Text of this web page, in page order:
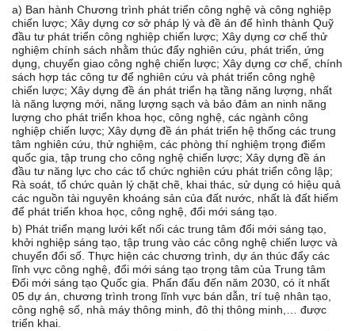
a) Ban hành Chương trình phát triển công nghệ và công nghiệp
chiến lược; Xây dựng cơ sở pháp lý và đề án để hình thành Quỹ
đầu tư phát triển công nghiệp chiến lược; Xây dựng cơ chế thử
nghiệm chính sách nhằm thúc đẩy nghiên cứu, phát triển, ứng
dụng, chuyển giao công nghệ chiến lược; Xây dựng cơ chế, chính
sách hợp tác công tư để nghiên cứu và phát triển công nghệ
chiến lược; Xây dựng đề án phát triển hạ tầng năng lượng, nhất
là năng lượng mới, năng lượng sạch và bảo đảm an ninh năng
lượng cho phát triển khoa học, công nghệ, các ngành công
nghiệp chiến lược; Xây dựng đề án phát triển hệ thống các trung
tâm nghiên cứu, thử nghiệm, các phòng thí nghiệm trọng điểm
quốc gia, tập trung cho công nghệ chiến lược; Xây dựng đề án
đầu tư năng lực cho các tổ chức nghiên cứu phát triển công lập;
Rà soát, tổ chức quản lý chặt chẽ, khai thác, sử dụng có hiệu quả
các nguồn tài nguyên khoáng sản của đất nước, nhất là đất hiếm
để phát triển khoa học, công nghệ, đổi mới sáng tạo.
b) Phát triển mạng lưới kết nối các trung tâm đổi mới sáng tạo,
khởi nghiệp sáng tạo, tập trung vào các công nghệ chiến lược và
chuyển đổi số. Thực hiện các chương trình, dự án thúc đẩy các
lĩnh vực công nghệ, đổi mới sáng tạo trọng tâm của Trung tâm
Đổi mới sáng tạo Quốc gia. Phấn đấu đến năm 2030, có ít nhất
05 dự án, chương trình trong lĩnh vực bán dẫn, trí tuệ nhân tạo,
công nghệ số, nhà máy thông minh, đô thị thông minh,… được
triển khai.